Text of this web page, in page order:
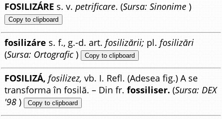
FOSILIZÁRE s. v.petrificare. (Sursa: Sinonime )
Copy to clipboard
fosilizáre s. f., g.-d. art. fosilizării; pl. fosilizări
(Sursa: Ortografic ) Copy to clipboard
FOSILIZÁ, fosilizez, vb. I. Refl. (Adesea fig.) A se
transforma în fosilă. – Din fr.fossiliser. (Sursa: DEX
'98 ) Copy to clipboard